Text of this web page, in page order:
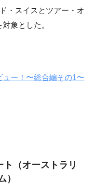
・スイスとツアー・オ
象とした。
ー！〜総合編その1〜
（オーストラリ
）